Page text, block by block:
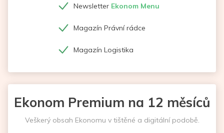
Newsletter Ekonom Menu
Magazín Právní rádce
Magazín Logistika
Ekonom Premium na 12 měsíců
Veškerý obsah Ekonomu v tištěné a digitální podobě.